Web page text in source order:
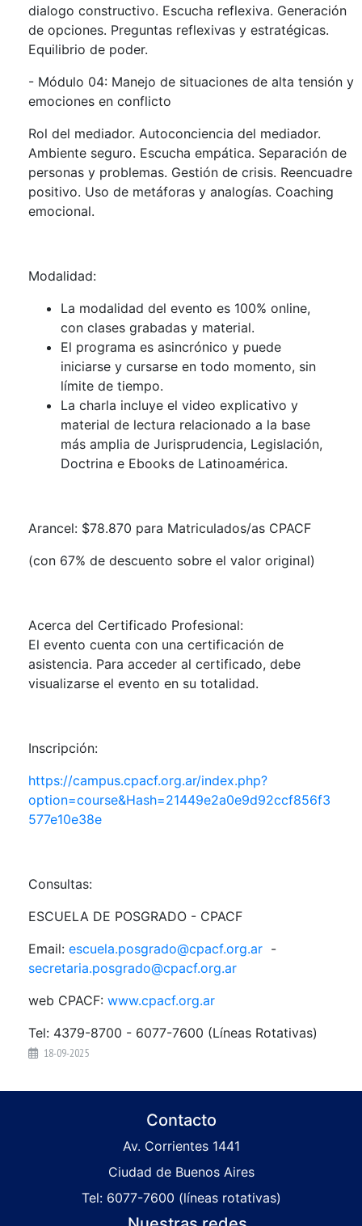
dialogo constructivo. Escucha reflexiva. Generación
de opciones. Preguntas reflexivas y estratégicas.
Equilibrio de poder.
- Módulo 04: Manejo de situaciones de alta tensión y
emociones en conflicto
Rol del mediador. Autoconciencia del mediador.
Ambiente seguro. Escucha empática. Separación de
personas y problemas. Gestión de crisis. Reencuadre
positivo. Uso de metáforas y analogías. Coaching
emocional.
Modalidad:
La modalidad del evento es 100% online,
con clases grabadas y material.
El programa es asincrónico y puede
iniciarse y cursarse en todo momento, sin
límite de tiempo.
La charla incluye el video explicativo y
material de lectura relacionado a la base
más amplia de Jurisprudencia, Legislación,
Doctrina e Ebooks de Latinoamérica.
Arancel: $78.870 para Matriculados/as CPACF
(con 67% de descuento sobre el valor original)
Acerca del Certificado Profesional:
El evento cuenta con una certificación de
asistencia. Para acceder al certificado, debe
visualizarse el evento en su totalidad.
Inscripción:
https://campus.cpacf.org.ar/index.php?
option=course&Hash=21449e2a0e9d92ccf856f3
577e10e38e
Consultas:
ESCUELA DE POSGRADO - CPACF
Email: escuela.posgrado@cpacf.org.ar -
secretaria.posgrado@cpacf.org.ar
web CPACF: www.cpacf.org.ar
Tel: 4379-8700 - 6077-7600 (Líneas Rotativas)
18-09-2025
Contacto
Av. Corrientes 1441
Ciudad de Buenos Aires
Tel: 6077-7600 (líneas rotativas)